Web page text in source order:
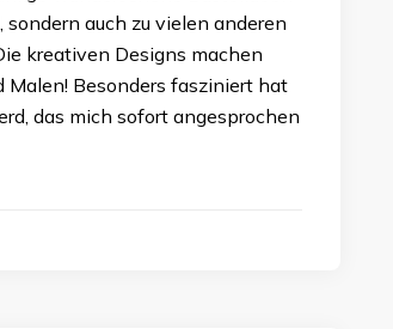
auch zu vielen anderen
kreativen Designs machen
Malen! Besonders fasziniert hat
das mich sofort angesprochen